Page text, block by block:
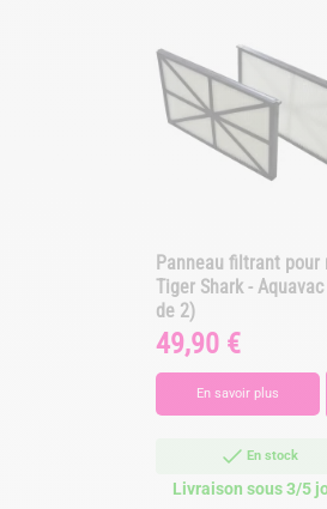
Panneau filtrant pour
Tiger Shark -
de 2)
Prix
49,90 €
En savoir plus
En stock
Livraison sous 3/5